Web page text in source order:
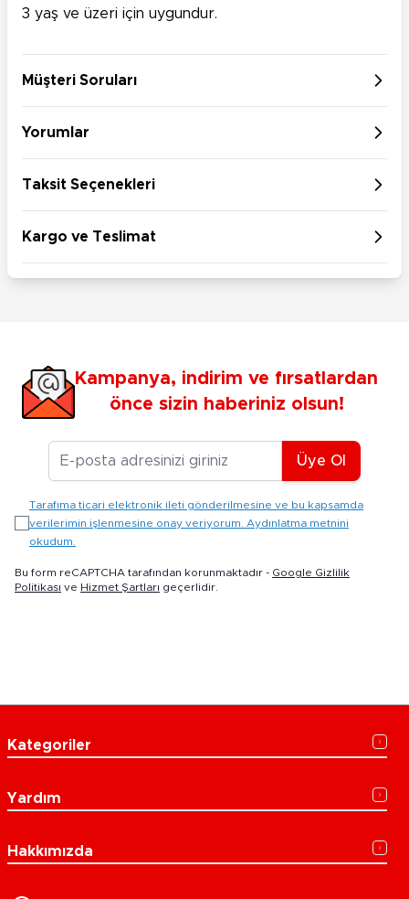
3 yaş ve üzeri için uygundur.
Müşteri Soruları
Yorumlar
Taksit Seçenekleri
Kargo ve Teslimat
Kampanya, indirim ve fırsatlardan
önce sizin haberiniz olsun!
E-posta Adresiniz
Üye Ol
Tarafıma ticari elektronik ileti gönderilmesine ve bu kapsamda
verilerimin işlenmesine onay veriyorum. Aydınlatma metnini
okudum.
Bu form reCAPTCHA tarafından korunmaktadır - Google Gizlilik
Politikası ve Hizmet Şartları geçerlidir.
Kategoriler
Yardım
Hakkımızda